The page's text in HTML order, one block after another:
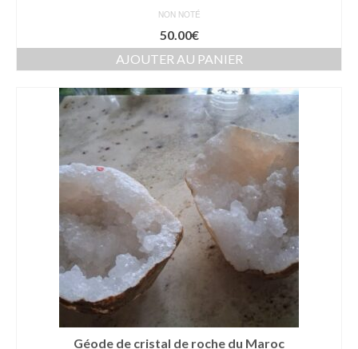
NON NOTÉ
50.00€
AJOUTER AU PANIER
Géode de cristal de roche du Maroc